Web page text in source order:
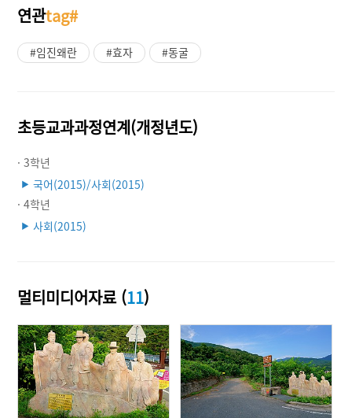
연관tag#
#임진왜란 #효자 #동굴
초등교과과정연계(개정년도)
· 3학년
▶ 국어(2015)/사회(2015)
· 4학년
▶ 사회(2015)
멀티미디어자료 (11)